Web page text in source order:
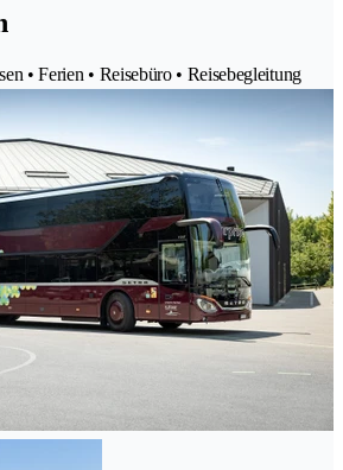
• Ferien • Reisebüro • Reisebegleitung